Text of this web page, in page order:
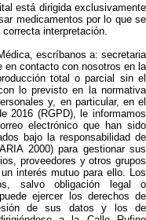
está dirigida exclusivamente
medicamentos por lo que se
interpretación.
escríbanos a: secretaria
en contacto con nosotros en la
total o parcial sin el
lo previsto en la normativa
y, en particular, en el
2016 (RGPD), le informamos
electrónico que han sido
bajo la responsabilidad de
2000) para gestionar sus
proveedores y otros grupos
interés mutuo para ello. Los
salvo obligación legal o
ejercer los derechos de
de sus datos y los de